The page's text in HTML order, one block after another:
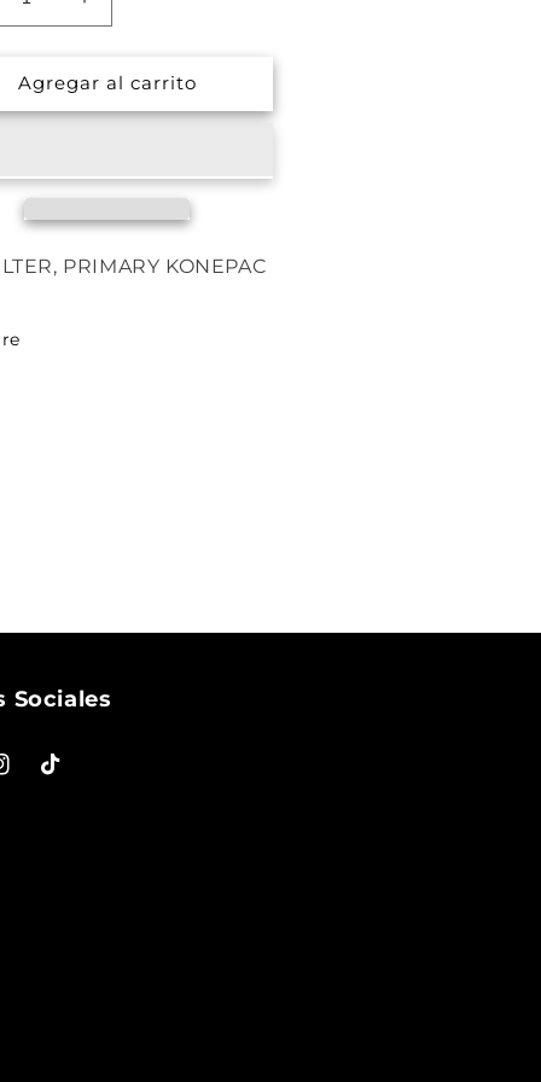
Aumentar
cantidad
P521598
Agregar al carrito
PRIMARY KONEPAC
Sociales
TikTok